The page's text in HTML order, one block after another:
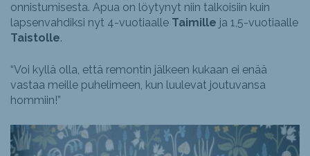
onnistumisesta. Apua on löytynyt niin talkoisiin kuin
lapsenvahdiksi nyt 4-vuotiaalle Taimille ja 1,5-vuotiaalle
Taistolle.
“Voi kyllä olla, että remontin jälkeen kukaan ei enää
vastaa meille puhelimeen, kun luulevat joutuvansa
hommiin!”